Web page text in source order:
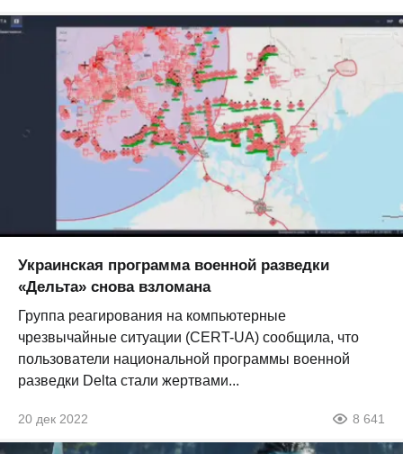
Украинская программа военной разведки
«Дельта» снова взломана
Группа реагирования на компьютерные
чрезвычайные ситуации (CERT-UA) сообщила, что
пользователи национальной программы военной
разведки Delta стали жертвами...
20 дек 2022 8 641